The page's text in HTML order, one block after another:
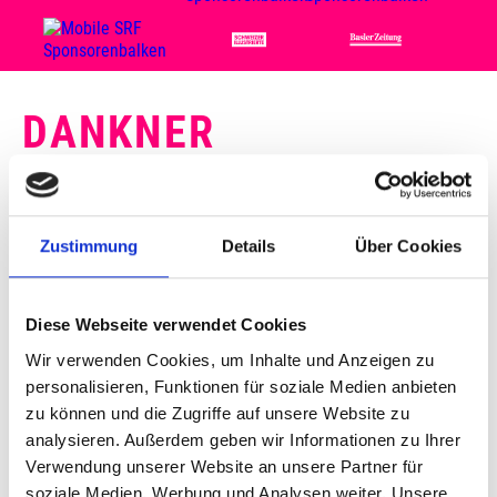
Zustimmung Details Über Cookies
Diese Webseite verwendet Cookies
Wir verwenden Cookies, um Inhalte und Anzeigen zu
personalisieren, Funktionen für soziale Medien anbieten
zu können und die Zugriffe auf unsere Website zu
analysieren. Außerdem geben wir Informationen zu Ihrer
Verwendung unserer Website an unsere Partner für
soziale Medien, Werbung und Analysen weiter. Unsere
DANKNER
SA, 03. NOV. 2001, 20 UHR | POP
STRINGS
FESTSAAL MESSE BASEL
22 Jahre jung war sie an ihrem Auftritt an unserem
Geigenvirtuosin aus London. Dank ihrem ersten Pop-
Album «The Violin Player» eroberte die klassisch
ausgebildete, preisgekrönte Musikerin die Herzen des
avantgardistisch orientieren Publikums im Sturm. Auf
der Bühne führt Vanessa Mae gerissene